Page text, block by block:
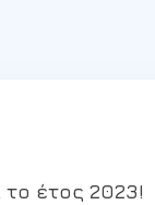
το έτος 2023!